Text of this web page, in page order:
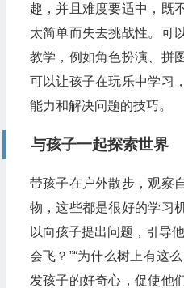
趣，并且难度要适中，既
太简单而失去挑战性。可
教学，例如角色扮演、拼
可以让孩子在玩乐中学习
能力和解决问题的技巧。
与孩子一起探索世界
带孩子在户外散步，观察
物，这些都是很好的学习
以向孩子提出问题，引导
会飞？”“为什么树上有这
发孩子的好奇心，促使他